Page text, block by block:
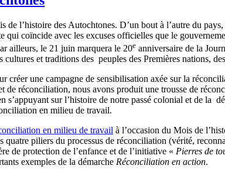
l’histoire des Autochtones. D’un bout à l’autre du
coïncide avec les excuses officielles que le
ailleurs, le 21 juin marquera le 20e anniversaire de la
et traditions des peuples des Premières nations,
créer une campagne de sensibilisation axée sur la
réconciliation, nous avons produit une trousse de
sur l’histoire de notre passé colonial et de la
en milieu de travail.
en milieu de travail à l’occasion du Mois de
piliers du processus de réconciliation (vérité,
de protection de l’enfance et de l’initiative « Pierres de
exemples de la démarche Réconciliation en action.